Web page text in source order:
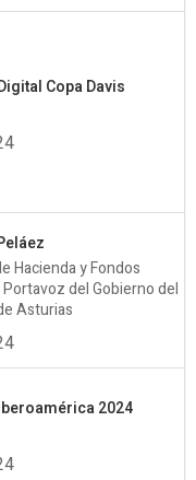
Copa Davis
Hacienda y Fondos
del Gobierno del
Asturias
2024